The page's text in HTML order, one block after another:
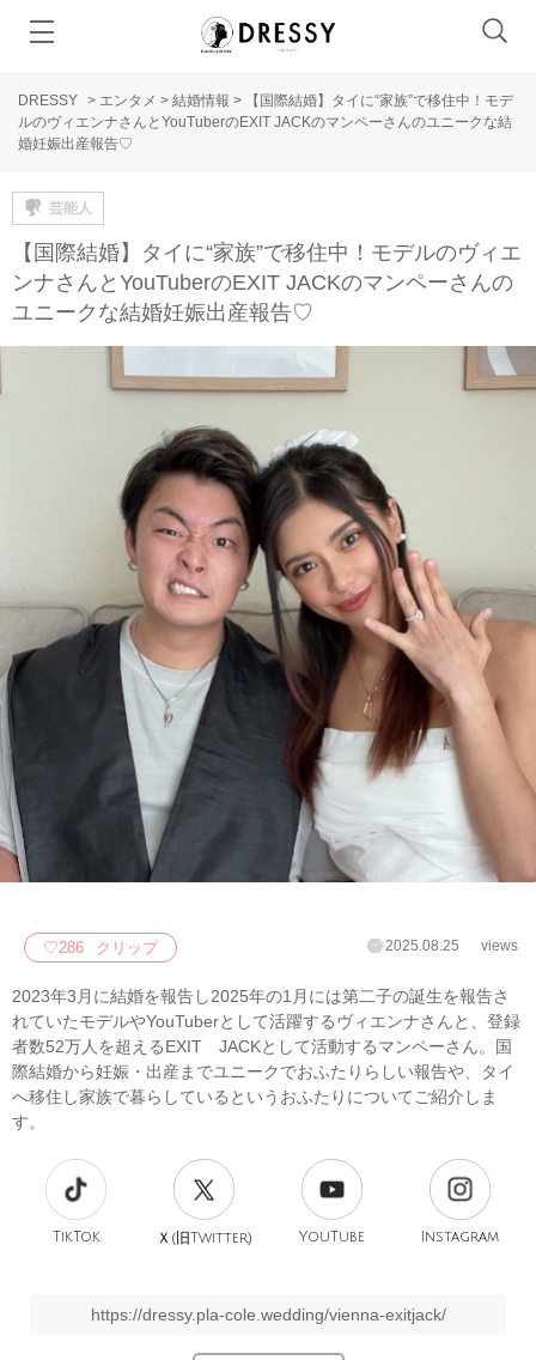
DRESSY > エンタメ > 結婚情報 >
【国際結婚】タイに“家族”で移住中！モデ
ルのヴィエンナさんとYouTuberのEXIT JACKのマンペーさんのユニークな結
婚妊娠出産報告♡
芸能人
【国際結婚】タイに“家族”で移住中！モデルのヴィエ
ンナさんとYouTuberのEXIT JACKのマンペーさんの
ユニークな結婚妊娠出産報告♡
♡286 クリップ 2025.08.25 views
2023年3月に結婚を報告し2025年の1月には第二子の誕生を報告さ
れていたモデルやYouTuberとして活躍するヴィエンナさんと、登録
者数52万人を超えるEXIT JACKとして活動するマンペーさん。国
際結婚から妊娠・出産までユニークでおふたりらしい報告や、タイ
へ移住し家族で暮らしているというおふたりについてご紹介しま
す。
TikTok Ｘ(旧Twitter) YouTube Instagram
https://dressy.pla-cole.wedding/vienna-exitjack/